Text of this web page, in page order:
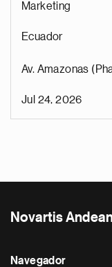
Marketing
Ecuador
Av. Amazonas
Jul 24, 2026
Novartis
Navegador